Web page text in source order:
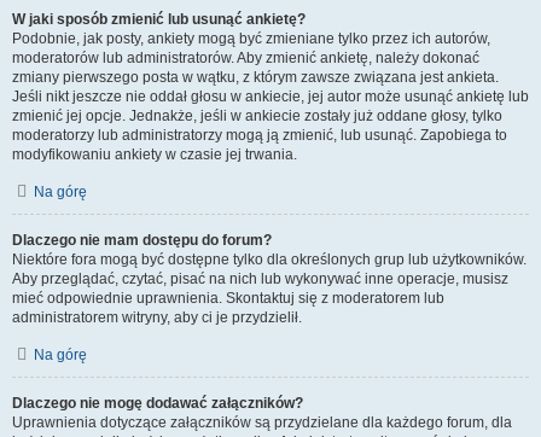
W jaki sposób zmienić lub usunąć ankietę?
Podobnie, jak posty, ankiety mogą być zmieniane tylko przez ich autorów,
moderatorów lub administratorów. Aby zmienić ankietę, należy dokonać
zmiany pierwszego posta w wątku, z którym zawsze związana jest ankieta.
Jeśli nikt jeszcze nie oddał głosu w ankiecie, jej autor może usunąć ankietę lub
zmienić jej opcje. Jednakże, jeśli w ankiecie zostały już oddane głosy, tylko
moderatorzy lub administratorzy mogą ją zmienić, lub usunąć. Zapobiega to
modyfikowaniu ankiety w czasie jej trwania.
Na górę
Dlaczego nie mam dostępu do forum?
Niektóre fora mogą być dostępne tylko dla określonych grup lub użytkowników.
Aby przeglądać, czytać, pisać na nich lub wykonywać inne operacje, musisz
mieć odpowiednie uprawnienia. Skontaktuj się z moderatorem lub
administratorem witryny, aby ci je przydzielił.
Na górę
Dlaczego nie mogę dodawać załączników?
Uprawnienia dotyczące załączników są przydzielane dla każdego forum, dla